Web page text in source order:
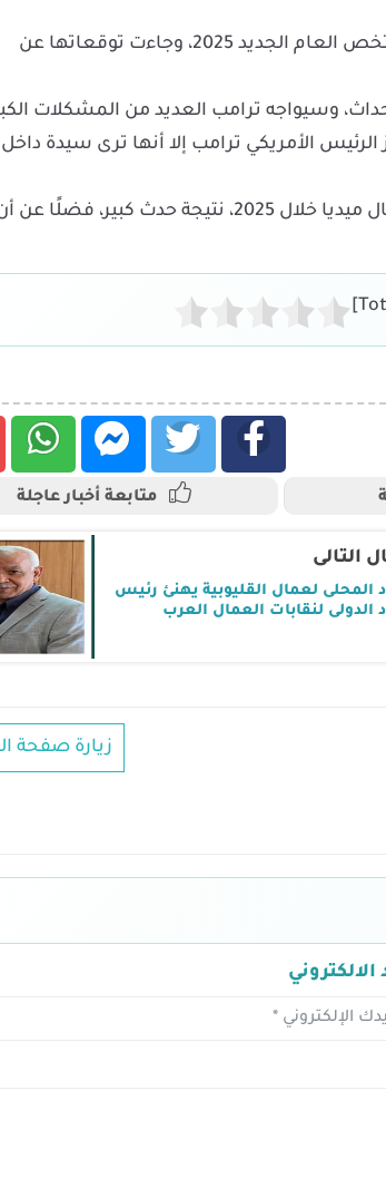
وتحدثت ليلى عبداللطيف عن العديد من التوقعات الخاصة التي تتعلق وتخص العام الجديد 2025، وجاءت توقعاتها عن
فيه العديد من الأحداث، وسيواجه ترامب العديد من المشكلات
الأمريكي ترامب إلا أنها ترى سيدة داخل
ولفتت إلى أن تمثال الحرية في نيويورك سيكون حديث الإعلام والسوشيال ميديا خلال 2025، نتيجة حدث كبير، فضلًا
]
متابعة أخبار عاجلة
التالى
المحلى لعمال القليوبية يهنئ رئيس
الدولى لنقابات العمال العرب
زيارة صفحة
الالكتروني